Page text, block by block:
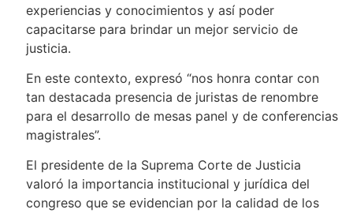
experiencias y conocimientos y así poder
capacitarse para brindar un mejor servicio de
justicia.
En este contexto, expresó “nos honra contar con
tan destacada presencia de juristas de renombre
para el desarrollo de mesas panel y de conferencias
magistrales”.
El presidente de la Suprema Corte de Justicia
valoró la importancia institucional y jurídica del
congreso que se evidencian por la calidad de los